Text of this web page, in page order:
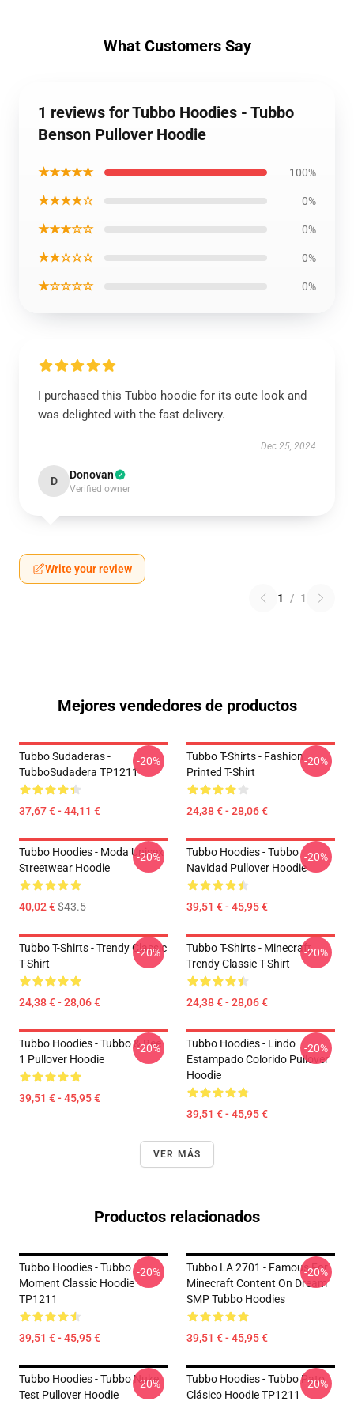
What Customers Say
1 reviews for Tubbo Hoodies - Tubbo
Benson Pullover Hoodie
★★★★★ 100%
★★★★☆ 0%
★★★☆☆ 0%
★★☆☆☆ 0%
★☆☆☆☆ 0%
I purchased this Tubbo hoodie for its cute look and
was delighted with the fast delivery.
Dec 25, 2024
D Donovan
Verified owner
Write your review
1 / 1
Mejores vendedores de productos
Tubbo Sudaderas -
TubboSudadera TP1211
37,67 € - 44,11 €
-20%
Tubbo T-Shirts - Fashion
Printed T-Shirt
24,38 € - 28,06 €
-20%
Tubbo Hoodies - Moda Unisex
Streetwear Hoodie
40,02 €$43.5
-20%
Tubbo Hoodies - Tubbo
Navidad Pullover Hoodie
39,51 € - 45,95 €
-20%
Tubbo T-Shirts - Trendy Classic
T-Shirt
24,38 € - 28,06 €
-20%
Tubbo T-Shirts - Minecraft
Trendy Classic T-Shirt
24,38 € - 28,06 €
-20%
Tubbo Hoodies - Tubbo & Bee
1 Pullover Hoodie
39,51 € - 45,95 €
-20%
Tubbo Hoodies - Lindo
Estampado Colorido Pullover
Hoodie
39,51 € - 45,95 €
-20%
VER MÁS
Productos relacionados
Tubbo Hoodies - Tubbo
Moment Classic Hoodie
TP1211
39,51 € - 45,95 €
-20%
Tubbo LA 2701 - Famous For
Minecraft Content On Dream
SMP Tubbo Hoodies
39,51 € - 45,95 €
-20%
Tubbo Hoodies - Tubbo Nuke
Test Pullover Hoodie
-20%
Tubbo Hoodies - Tubbo Pato
Clásico Hoodie TP1211
-20%